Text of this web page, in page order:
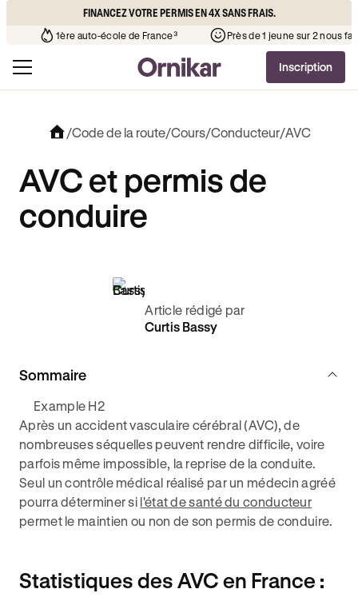
FINANCEZ VOTRE PERMIS EN 4X SANS FRAIS.
l’auto-école de votre quartier¹ 1ère auto-école de France³
Inscription
/Code de la route/Cours/Conducteur/AVC
AVC et permis de
conduire
Article rédigé par
Curtis Bassy
Sommaire
Example H2
Après un accident vasculaire cérébral (AVC), de
nombreuses séquelles peuvent rendre difficile, voire
parfois même impossible, la reprise de la conduite.
Seul un contrôle médical réalisé par un médecin agréé
pourra déterminer si l'état de santé du conducteur
permet le maintien ou non de son permis de conduire.
Statistiques des AVC en France :